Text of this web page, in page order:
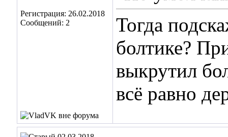
Регистрация: 26.02.2018
Сообщений: 2
Тогда
болтике?
выкрутил
всё равно